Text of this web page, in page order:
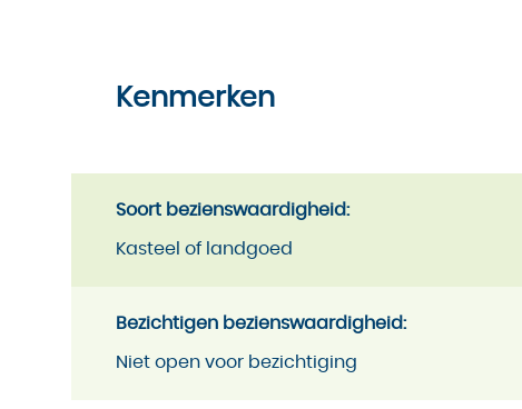
Kenmerken
Soort bezienswaardigheid:
Kasteel of landgoed
Bezichtigen bezienswaardigheid:
Niet open voor bezichtiging